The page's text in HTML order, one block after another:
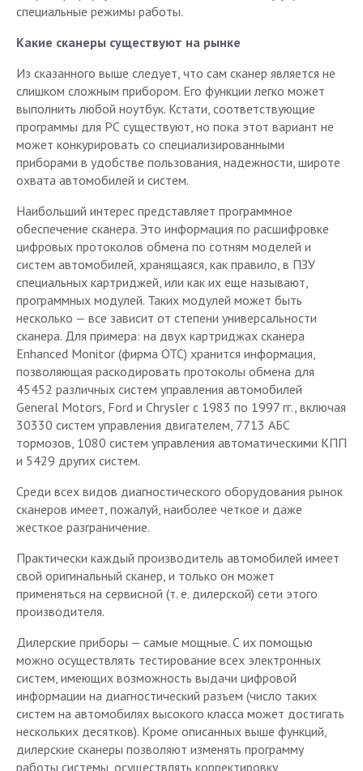
специальные режимы работы.
Какие сканеры существуют на рынке
Из сказанного выше следует, что сам сканер является не
слишком сложным прибором. Его функции легко может
выполнить любой ноутбук. Кстати, соответствующие
программы для РС существуют, но пока этот вариант не
может конкурировать со специализированными
приборами в удобстве пользования, надежности, широте
охвата автомобилей и систем.
Наибольший интерес представляет программное
обеспечение сканера. Это информация по расшифровке
цифровых протоколов обмена по сотням моделей и
систем автомобилей, хранящаяся, как правило, в ПЗУ
специальных картриджей, или как их еще называют,
программных модулей. Таких модулей может быть
несколько — все зависит от степени универсальности
сканера. Для примера: на двух картриджах сканера
Enhanced Monitor (фирма ОТС) хранится информация,
позволяющая раскодировать протоколы обмена для
45452 различных систем управления автомобилей
General Motors, Ford и Chrysler с 1983 по 1997 гг., включая
30330 систем управления двигателем, 7713 АБС
тормозов, 1080 систем управления автоматическими КПП
и 5429 других систем.
Среди всех видов диагностического оборудования рынок
сканеров имеет, пожалуй, наиболее четкое и даже
жесткое разграничение.
Практически каждый производитель автомобилей имеет
свой оригинальный сканер, и только он может
применяться на сервисной (т. е. дилерской) сети этого
производителя.
Дилерские приборы — самые мощные. С их помощью
можно осуществлять тестирование всех электронных
систем, имеющих возможность выдачи цифровой
информации на диагностический разъем (число таких
систем на автомобилях высокого класса может достигать
нескольких десятков). Кроме описанных выше функций,
дилерские сканеры позволяют изменять программу
работы системы, осуществлять корректировку,